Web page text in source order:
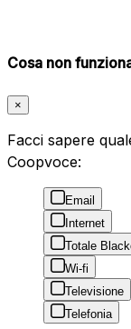
Cosa non
×
Facci sapere
Coopvoce:
Email
Internet
Totale
Wi-fi
Televisione
Telefonia